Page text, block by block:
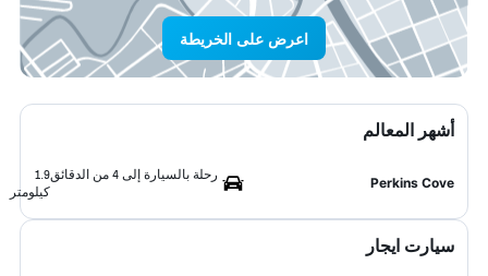
اعرض على الخريطة
أشهر المعالم
Perkins Cove
رحلة بالسيارة إلى 4 من الدقائق
1.9
كيلومتر
سيارت ايجار